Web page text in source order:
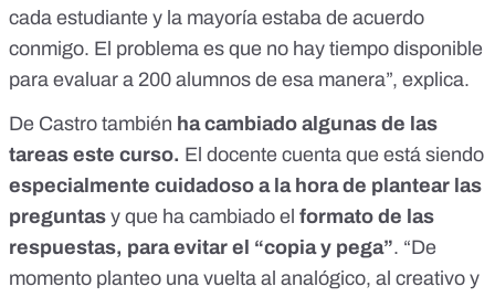
cada estudiante y la mayoría estaba de acuerdo
conmigo. El problema es que no hay tiempo disponible
para evaluar a 200 alumnos de esa manera”, explica.
De Castro también ha cambiado algunas de las
tareas este curso. El docente cuenta que está siendo
especialmente cuidadoso a la hora de plantear las
preguntas y que ha cambiado el formato de las
respuestas, para evitar el “copia y pega”. “De
momento planteo una vuelta al analógico, al creativo y